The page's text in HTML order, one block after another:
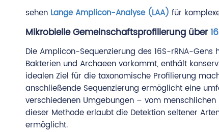
sehen Lange Amplicon-Analyse (LAA) für
Mikrobielle Gemeinschaftsprofilierung über
Die Amplicon-Sequenzierung des 16S-rRNA-
Bakterien und Archaeen vorkommt, enthält
idealen Ziel für die taxonomische Profilierung
anschließende Sequenzierung ermöglicht eine
verschiedenen Umgebungen – vom
dieser Methode erlaubt die Detektion seltener
ermöglicht.